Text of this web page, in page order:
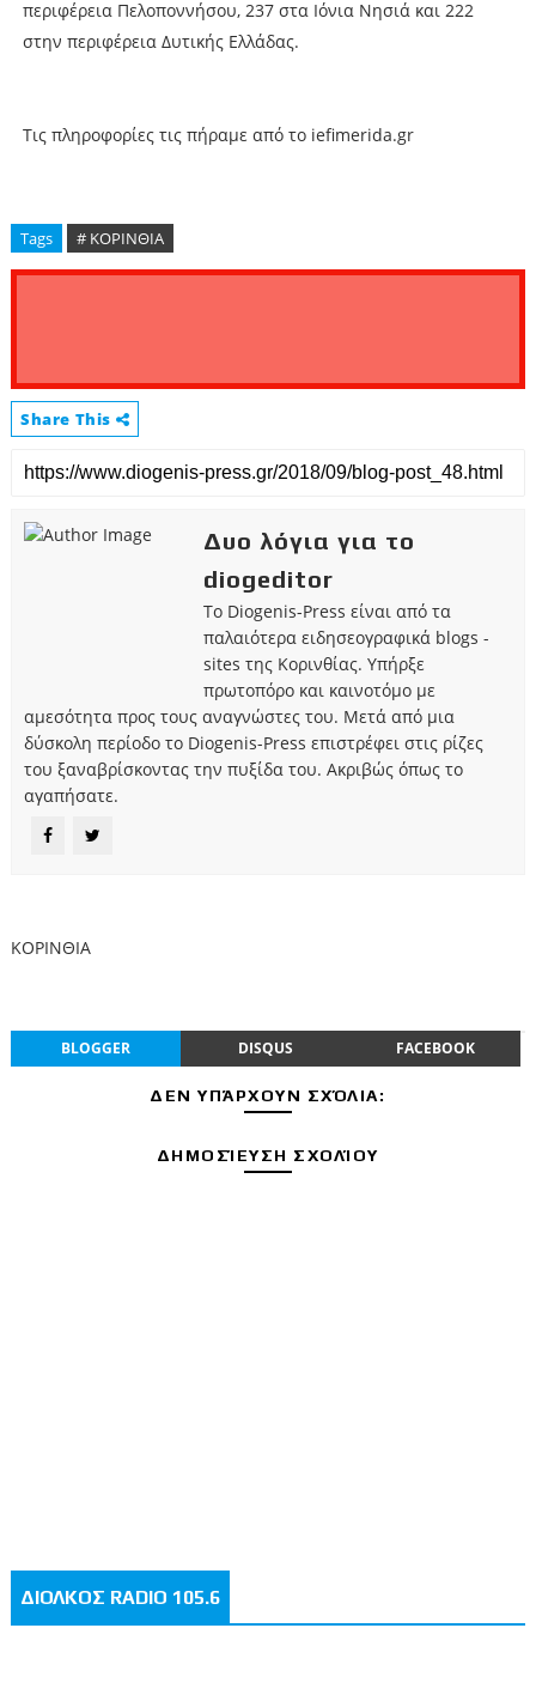
περιφέρεια Πελοποννήσου, 237 στα Ιόνια Νησιά και 222
στην περιφέρεια Δυτικής Ελλάδας.
Τις πληροφορίες τις πήραμε από το iefimerida.gr
Tags # ΚΟΡΙΝΘΙΑ
Share This
Δυο λόγια για το
diogeditor
Το Diogenis-Press είναι από τα
παλαιότερα ειδησεογραφικά blogs -
sites της Κορινθίας. Υπήρξε
πρωτοπόρο και καινοτόμο με
αμεσότητα προς τους αναγνώστες του. Μετά από μια
δύσκολη περίοδο το Diogenis-Press επιστρέφει στις ρίζες
του ξαναβρίσκοντας την πυξίδα του. Ακριβώς όπως το
αγαπήσατε.
ΚΟΡΙΝΘΙΑ
BLOGGER DISQUS FACEBOOK
ΔΕΝ ΥΠΆΡΧΟΥΝ ΣΧΌΛΙΑ:
ΔΗΜΟΣΊΕΥΣΗ ΣΧΟΛΊΟΥ
ΔΙΟΛΚΟΣ RADIO 105.6